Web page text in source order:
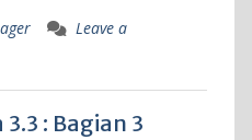
Leave a
: Bagian 3